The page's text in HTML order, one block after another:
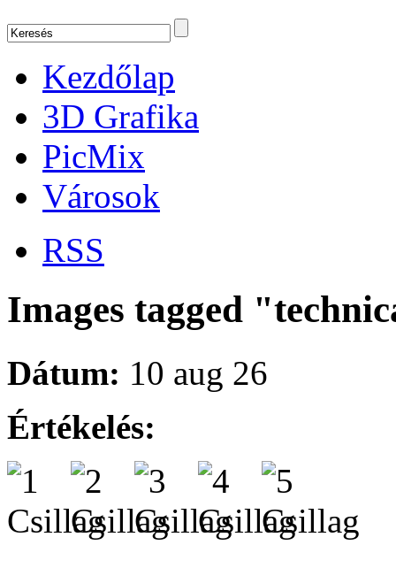
Kezdőlap
3D Grafika
PicMix
Városok
RSS
Images tagged
Dátum: 10 aug 26
Értékelés: